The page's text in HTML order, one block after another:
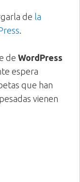
de la
de WordPress
espera
que han
vienen